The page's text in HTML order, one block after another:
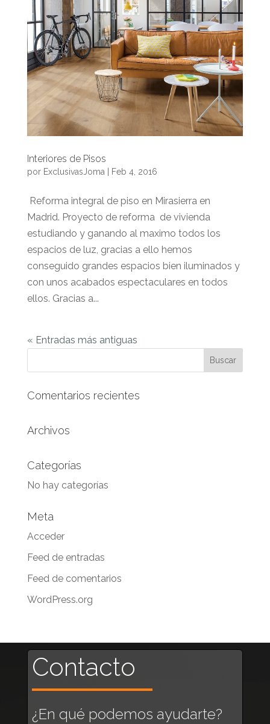
Interiores de Pisos
por ExclusivasJoma Feb 4, 2016
Reforma integral de piso en Mirasierra en
Madrid. Proyecto de reforma de vivienda
estudiando y ganando al maximo todos los
espacios de luz, gracias a ello hemos
conseguido grandes espacios bien iluminados y
con unos acabados espectaculares en todos
ellos. Gracias a...
« Entradas más antiguas
Comentarios recientes
Archivos
Categorías
No hay categorías
Meta
Acceder
Feed de entradas
Feed de comentarios
WordPress.org
Contacto
¿En qué podemos ayudarte?